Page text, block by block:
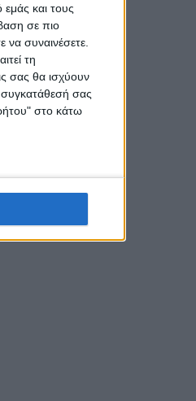
και τους
σε πιο
να συναινέσετε.
τη
σας θα ισχύουν
συγκατάθεσή σας
στο κάτω